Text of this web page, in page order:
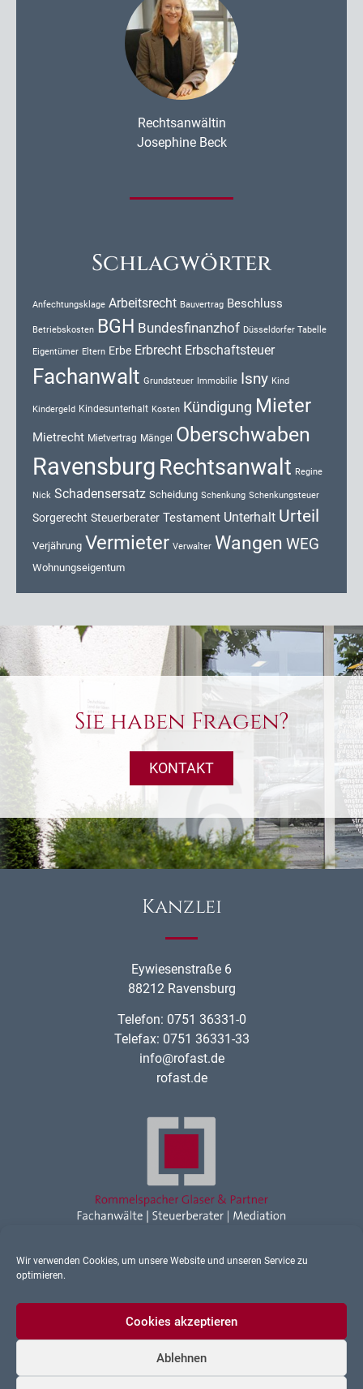
Wir verwenden Cookies, um unsere Website und unseren Service zu
optimieren.
Cookies akzeptieren
Ablehnen
Rechtsanwältin
Josephine Beck
Schlagwörter
Anfechtungsklage Arbeitsrecht Bauvertrag Beschluss
Betriebskosten BGH Bundesfinanzhof Düsseldorfer Tabelle
Eigentümer Eltern Erbe Erbrecht Erbschaftsteuer
Fachanwalt Grundsteuer Immobilie Isny Kind
Kindergeld Kindesunterhalt Kosten Kündigung Mieter
Mietrecht Mietvertrag Mängel Oberschwaben
Ravensburg Rechtsanwalt Regine
Nick Schadensersatz Scheidung Schenkung Schenkungsteuer
Sorgerecht Steuerberater Testament Unterhalt Urteil
Verjährung Vermieter Verwalter Wangen WEG
Wohnungseigentum
Sie haben Fragen?
KONTAKT
Kanzlei
Eywiesenstraße 6
88212 Ravensburg
Telefon: 0751 36331-0
Telefax: 0751 36331-33
info@rofast.de
rofast.de
Rechtsanwalt Ravensburg
Sonstiges